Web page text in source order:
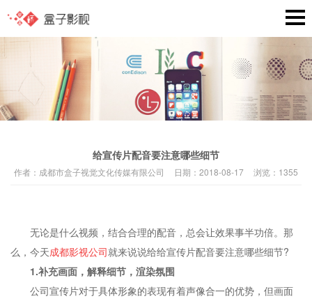
给宣传片配音要注意哪些细节
作者： 成都市盒子视觉文化传媒有限公司 日期： 2018-08-17 浏览： 1355
无论是什么视频，结合合理的配音，总会让效果事半功倍。那
么，今天成都影视公司就来说说给给宣传片配音要注意哪些细节?
1.补充画面，解释细节，渲染氛围
公司宣传片对于具体形象的表现有着声像合一的优势，但画面